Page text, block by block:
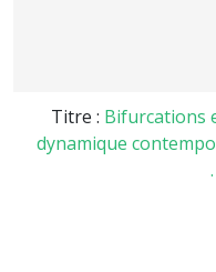
Titre : Bifurcations
dynamique